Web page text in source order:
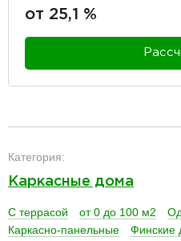
от 25,1 %
Категория:
Каркасные дома
С террасой от 0 до 100 м2
Каркасно-панельные
Финские